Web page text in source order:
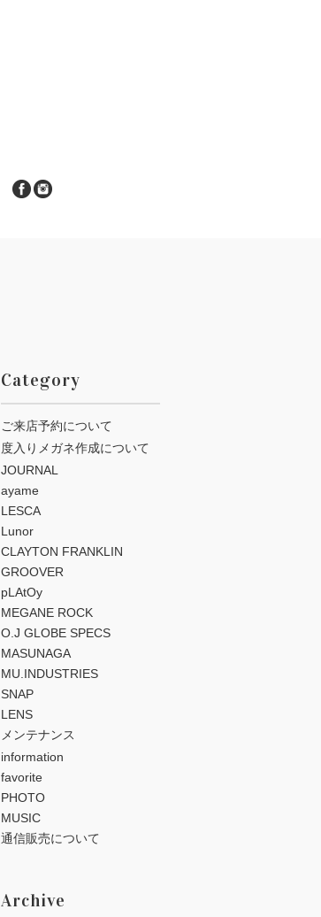
Category
ご来店予約について
度入りメガネ作成について
JOURNAL
ayame
LESCA
Lunor
CLAYTON FRANKLIN
GROOVER
pLAtOy
MEGANE ROCK
O.J GLOBE SPECS
MASUNAGA
MU.INDUSTRIES
SNAP
LENS
メンテナンス
information
favorite
PHOTO
MUSIC
通信販売について
Archive